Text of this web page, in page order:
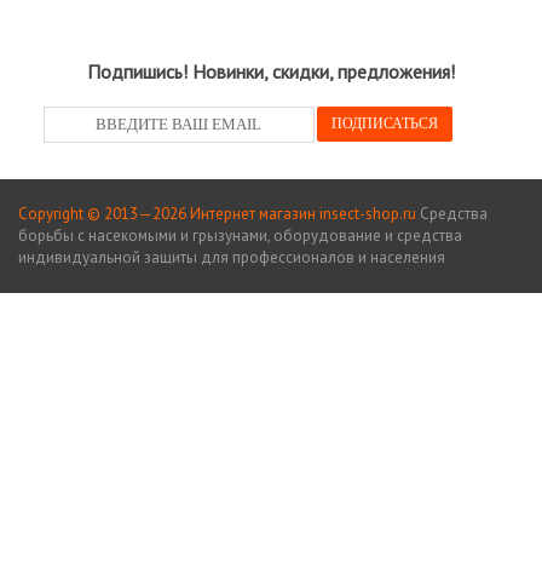
Подпишись! Новинки, скидки, предложения!
Copyright © 2013—2026 Интернет магазин insect-shop.ru Средства
борьбы с насекомыми и грызунами, оборудование и средства
индивидуальной защиты для профессионалов и населения